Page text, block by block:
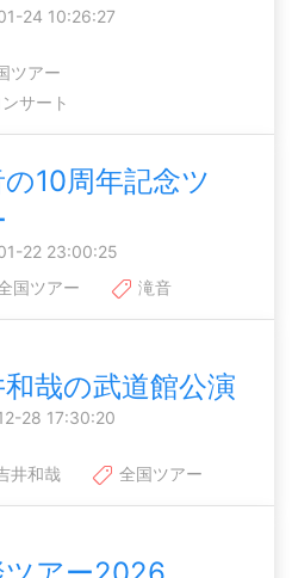
24 10:26:27
ツアー
サート
10周年記念ツ
22 23:00:25
国ツアー 滝音
哉の武道館公演
28 17:30:20
井和哉 全国ツアー